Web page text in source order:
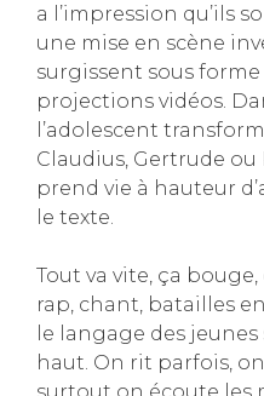
a l’impression qu’ils
une mise en scène
surgissent sous
projections vidéos.
l’adolescent
Claudius, Gertrude
prend vie à hauteur
le texte.
Tout va vite, ça
rap, chant, batailles
le langage des
haut. On rit parfois,
surtout on écoute les